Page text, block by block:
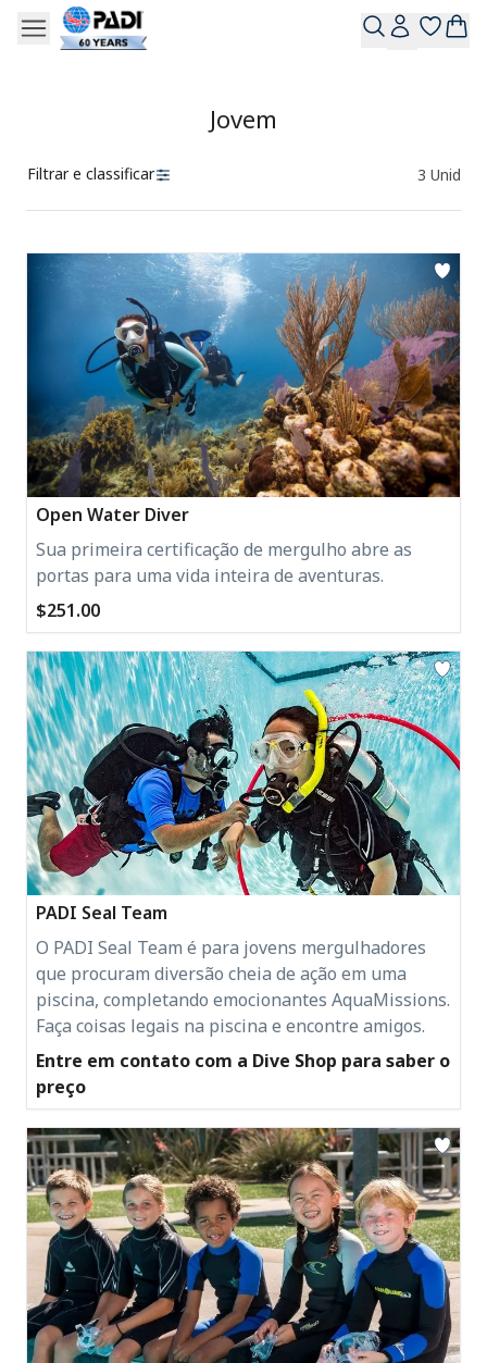
Jovem
Filtrar e classificar 3 Unid
Produtos
Open Water Diver
Sua primeira certificação de mergulho abre as
portas para uma vida inteira de aventuras.
$251.00
PADI Seal Team
O PADI Seal Team é para jovens mergulhadores
que procuram diversão cheia de ação em uma
piscina, completando emocionantes AquaMissions.
Faça coisas legais na piscina e encontre amigos.
Entre em contato com a Dive Shop para saber o
preço